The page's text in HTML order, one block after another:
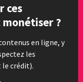
ces
monétiser ?
en ligne, y
les
crédit).